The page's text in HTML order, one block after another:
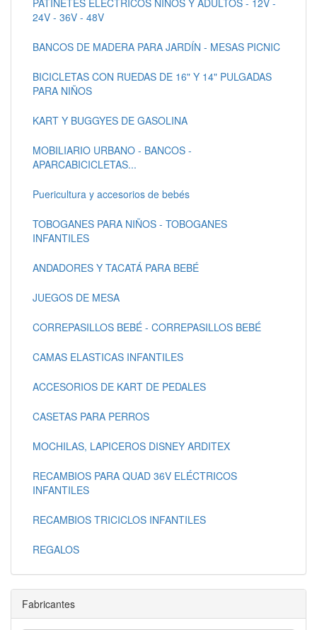
PATINETES ELECTRICOS NIÑOS Y ADULTOS - 12V -
24V - 36V - 48V
BANCOS DE MADERA PARA JARDÍN - MESAS PICNIC
BICICLETAS CON RUEDAS DE 16" Y 14" PULGADAS
PARA NIÑOS
KART Y BUGGYES DE GASOLINA
MOBILIARIO URBANO - BANCOS -
APARCABICICLETAS...
Puericultura y accesorios de bebés
TOBOGANES PARA NIÑOS - TOBOGANES
INFANTILES
ANDADORES Y TACATÁ PARA BEBÉ
JUEGOS DE MESA
CORREPASILLOS BEBÉ - CORREPASILLOS BEBÉ
CAMAS ELASTICAS INFANTILES
ACCESORIOS DE KART DE PEDALES
CASETAS PARA PERROS
MOCHILAS, LAPICEROS DISNEY ARDITEX
RECAMBIOS PARA QUAD 36V ELÉCTRICOS
INFANTILES
RECAMBIOS TRICICLOS INFANTILES
REGALOS
Fabricantes